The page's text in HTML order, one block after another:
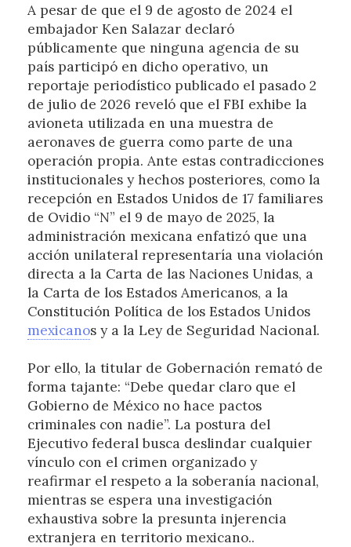
A pesar de que el 9 de agosto de 2024 el
embajador Ken Salazar declaró
públicamente que ninguna agencia de su
país participó en dicho operativo, un
reportaje periodístico publicado el pasado 2
de julio de 2026 reveló que el FBI exhibe la
avioneta utilizada en una muestra de
aeronaves de guerra como parte de una
operación propia. Ante estas contradicciones
institucionales y hechos posteriores, como la
recepción en Estados Unidos de 17 familiares
de Ovidio “N” el 9 de mayo de 2025, la
administración mexicana enfatizó que una
acción unilateral representaría una violación
directa a la Carta de las Naciones Unidas, a
la Carta de los Estados Americanos, a la
Constitución Política de los Estados Unidos
mexicanos y a la Ley de Seguridad Nacional.
Por ello, la titular de Gobernación remató de
forma tajante: “Debe quedar claro que el
Gobierno de México no hace pactos
criminales con nadie”. La postura del
Ejecutivo federal busca deslindar cualquier
vínculo con el crimen organizado y
reafirmar el respeto a la soberanía nacional,
mientras se espera una investigación
exhaustiva sobre la presunta injerencia
extranjera en territorio mexicano..